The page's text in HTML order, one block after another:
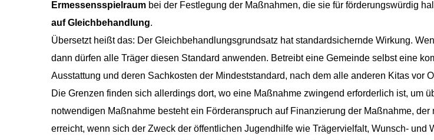
Ermessensspielraum bei der Festlegung der Maßnahmen, die sie für förderungswürdig
auf Gleichbehandlung.
Übersetzt heißt das: Der Gleichbehandlungsgrundsatz hat standardsichernde Wirkung.
dann dürfen alle Träger diesen Standard anwenden. Betreibt eine Gemeinde selbst eine
Ausstattung und deren Sachkosten der Mindeststandard, nach dem alle anderen Kitas vor
Die Grenzen finden sich allerdings dort, wo eine Maßnahme zwingend erforderlich ist, um
notwendigen Maßnahme besteht ein Förderanspruch auf Finanzierung der Maßnahme,
erreicht, wenn sich der Zweck der öffentlichen Jugendhilfe wie Trägervielfalt, Wunsch-